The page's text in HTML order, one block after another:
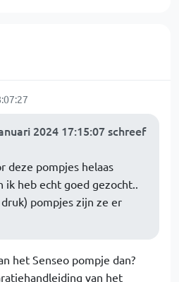
2024 17:15:07 schreef
deze pompjes helaas
ik heb echt goed gezocht..
pompjes zijn ze er
het Senseo pompje dan?
van het